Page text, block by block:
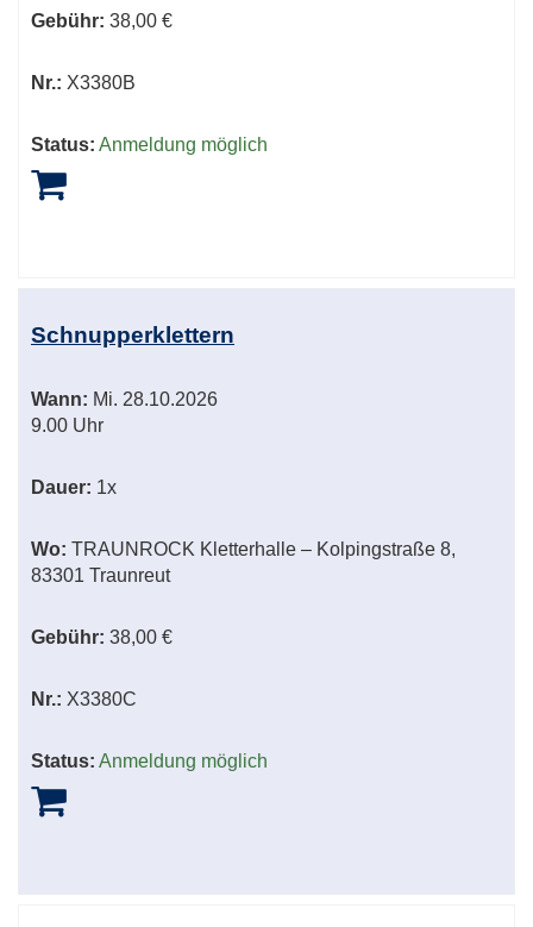
Gebühr: 38,00 €
Nr.: X3380B
Status: Anmeldung möglich
Schnupperklettern
Wann: Mi. 28.10.2026
9.00 Uhr
Dauer: 1x
Wo: TRAUNROCK Kletterhalle – Kolpingstraße 8,
83301 Traunreut
Gebühr: 38,00 €
Nr.: X3380C
Status: Anmeldung möglich